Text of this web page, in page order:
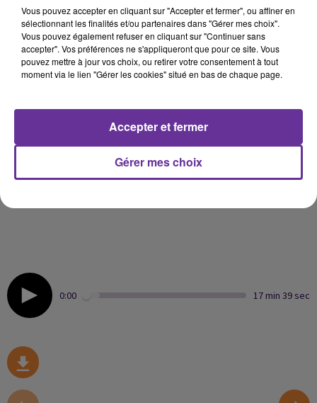
ملفات ترسيم الحدود البحرية مع إسرائيل والكهرباء وصندوق
النقد
قمة للحلف الاطلسي في مدريد ومحادثات اميركية تركية
تسبق القمة لتبديد مخاوف تركيا
الامم المتحدة مستعدة لتسهيل حوار بين رئيسي الحكومتين
اتحاد الشغل التونسي يعلن خوضه اضراباً جديداً
0:00 17 min 39 sec
Vous pouvez accepter en cliquant sur "Accepter et fermer", ou affiner en
sélectionnant les finalités et/ou partenaires dans "Gérer mes choix".
Vous pouvez également refuser en cliquant sur "Continuer sans
accepter". Vos préférences ne s'appliqueront que pour ce site. Vous
pouvez mettre à jour vos choix, ou retirer votre consentement à tout
moment via le lien "Gérer les cookies" situé en bas de chaque page.
Gérer mes choix
Accepter et fermer